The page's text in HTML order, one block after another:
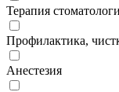
Терапия
Профилактика,
Анестезия